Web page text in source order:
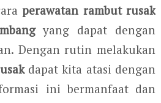
perawatan rambut rusak
yang dapat dengan
Dengan rutin melakukan
dapat kita atasi dengan
ini bermanfaat dan